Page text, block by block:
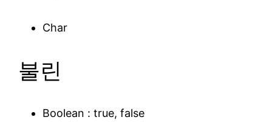
Char
불린
Boolean : true, false